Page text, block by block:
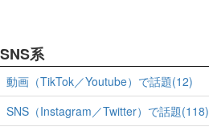
SNS系
動画（TikTok／Youtube）で話題(12)
SNS（Instagram／Twitter）で話題(118)